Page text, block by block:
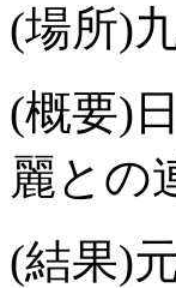
(場所)
(概要)
麗との
(結果)